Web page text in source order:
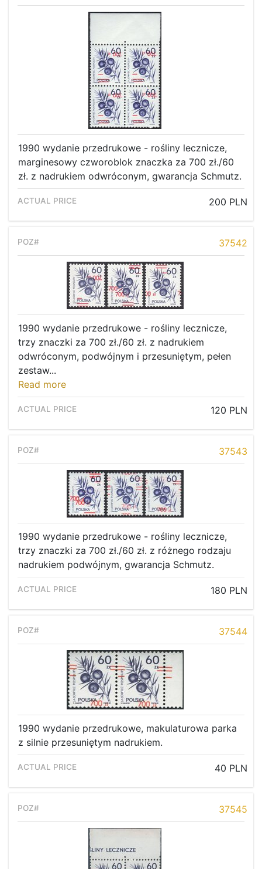
1990 wydanie przedrukowe - rośliny lecznicze,
marginesowy czworoblok znaczka za 700 zł./60
zł. z nadrukiem odwróconym, gwarancja Schmutz.
200 PLN
37542
1990 wydanie przedrukowe - rośliny lecznicze,
trzy znaczki za 700 zł./60 zł. z nadrukiem
odwróconym, podwójnym i przesuniętym, pełen
zestaw...
Read more
120 PLN
37543
1990 wydanie przedrukowe - rośliny lecznicze,
trzy znaczki za 700 zł./60 zł. z różnego rodzaju
nadrukiem podwójnym, gwarancja Schmutz.
180 PLN
37544
1990 wydanie przedrukowe, makulaturowa parka
z silnie przesuniętym nadrukiem.
40 PLN
37545